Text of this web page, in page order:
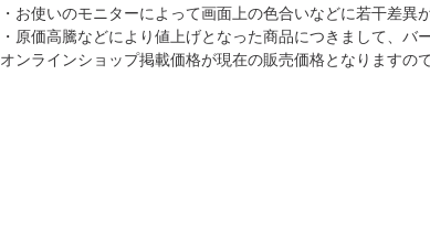
・お使いのモニターによって画面上の色合いなどに若干差異
・原価高騰などにより値上げとなった商品につきまして、バ
オンラインショップ掲載価格が現在の販売価格となりますの